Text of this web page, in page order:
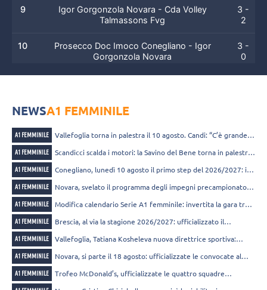
9
Igor Gorgonzola Novara - Cda Volley
Talmassons Fvg
3 -
2
10
Prosecco Doc Imoco Conegliano - Igor
Gorgonzola Novara
3 -
0
12
Megabox Ond. Savio Vallefoglia - Igor
13
Igor Gorgonzola Novara - Savino Del Bene
Scandicci
3 -
2
14
Igor Gorgonzola Novara - Reale Mutua Fenera
Chieri '76
3 -
0
15
Wash4green Pinerolo - Igor Gorgonzola
Novara
3
16
Igor Gorgonzola Novara - Numia Vero Volley
Milano
NEWSA1 FEMMINILE
A1 FEMMINILE
Vallefoglia torna in palestra il 10 agosto. Candi: “C’è grande
entusiasmo”
A1 FEMMINILE
Scandicci scalda i motori: la Savino del Bene torna in palestra
A1 FEMMINILE
Conegliano, lunedì 10 agosto il primo step del 2026/2027: il
programma pre-stagionale
A1 FEMMINILE
Novara, svelato il programma degli impegni precampionato in
vista della stagione 2026/2027
A1 FEMMINILE
Modifica calendario Serie A1 femminile: invertita la gara tra
A1 FEMMINILE
Brescia, al via la stagione 2026/2027: ufficializzato il
calendario di “preseason”
A1 FEMMINILE
Vallefoglia, Tatiana Kosheleva nuova direttrice sportiva:
“Metterò la mia esperienza a servizio della società”
A1 FEMMINILE
Novara, si parte il 18 agosto: ufficializzate le convocate al
raduno al Pala Igor
A1 FEMMINILE
Trofeo McDonald’s, ufficializzate le quattro squadre
partecipanti di Serie A1 femminile